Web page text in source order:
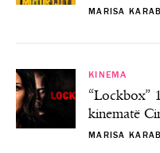
MARISA
KINEMA
“Lockbox”
kinematë
MARISA